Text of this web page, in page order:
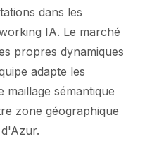
dans les
IA. Le marché
propres dynamiques
adapte les
maillage sémantique
zone géographique